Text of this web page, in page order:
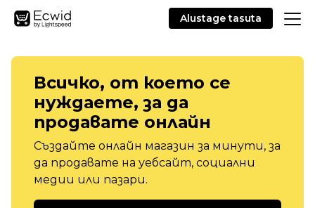
Alustage tasuta
Всичко, от което се
нуждаете, за да
продавате онлайн
Създайте онлайн магазин за минути, за
да продавате на уебсайт, социални
медии или пазари.